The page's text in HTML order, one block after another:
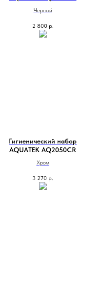
Черный
2 800 р.
Гигиенический набор
AQUATEK AQ2050CR
Хром
3 270 р.